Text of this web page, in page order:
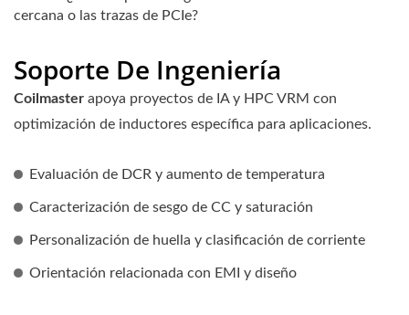
cercana o las trazas de PCIe?
Soporte De Ingeniería
Coilmaster apoya proyectos de IA y HPC VRM con
optimización de inductores específica para aplicaciones.
Evaluación de DCR y aumento de temperatura
Caracterización de sesgo de CC y saturación
Personalización de huella y clasificación de corriente
Orientación relacionada con EMI y diseño